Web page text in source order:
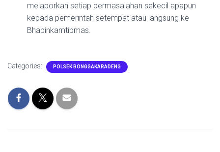
melaporkan setiap permasalahan sekecil apapun
kepada pemerintah setempat atau langsung ke
Bhabinkamtibmas.
Categories: POLSEK BONGGAKARADENG